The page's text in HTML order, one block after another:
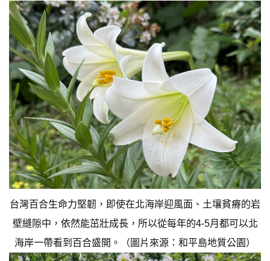
台灣百合生命力堅韌，即使在北海岸迎風面、土壤貧瘠的岩
壁縫隙中，依然能茁壯成長，所以從每年的4-5月都可以北
海岸一帶看到百合盛開。（圖片來源：和平島地質公園）